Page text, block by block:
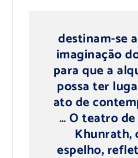
destinam-se a
imaginação
para que a
possa ter
ato de
…O teatro
Khunrath,
espelho,